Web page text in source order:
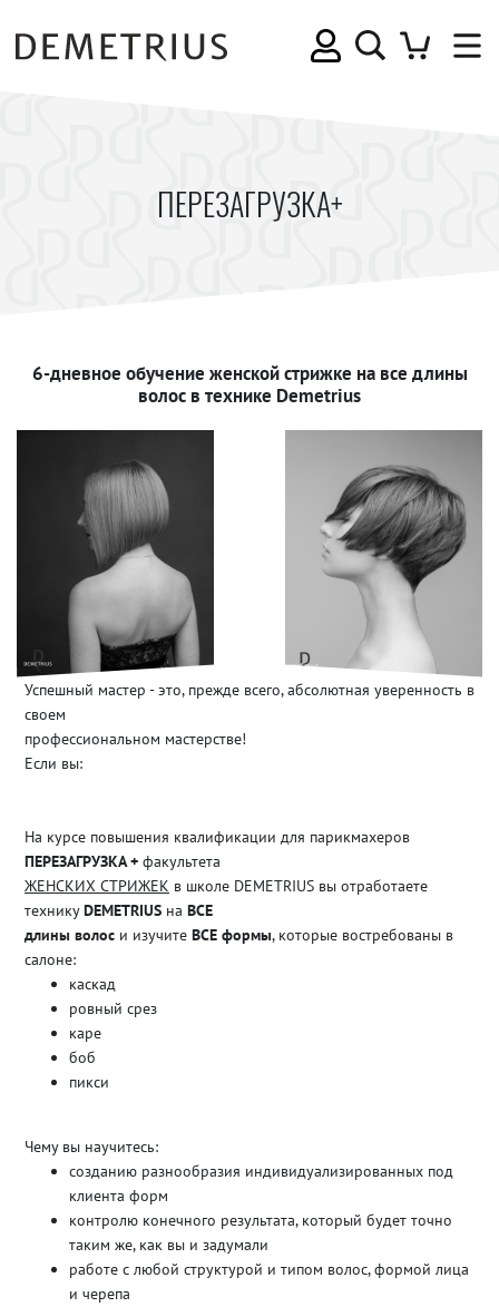
ПЕРЕЗАГРУЗКА+
6-дневное обучение женской стрижке на все длины
волос в технике Demetrius
Успешный мастер - это, прежде всего, абсолютная уверенность в
своем
профессиональном мастерстве!
Если вы:
На курсе повышения квалификации для парикмахеров
ПЕРЕЗАГРУЗКА + факультета
ЖЕНСКИХ СТРИЖЕК в школе DEMETRIUS вы отработаете
техникуDEMETRIUS на ВСЕ
длины волос и изучите ВСЕ формы, которые востребованы в
салоне:
каскад
ровный срез
каре
боб
пикси
Чему вы научитесь:
созданию разнообразия индивидуализированных под
клиента форм
контролю конечного результата, который будет точно
таким же, как вы и задумали
работе с любой структурой и типом волос, формой лица
и черепа